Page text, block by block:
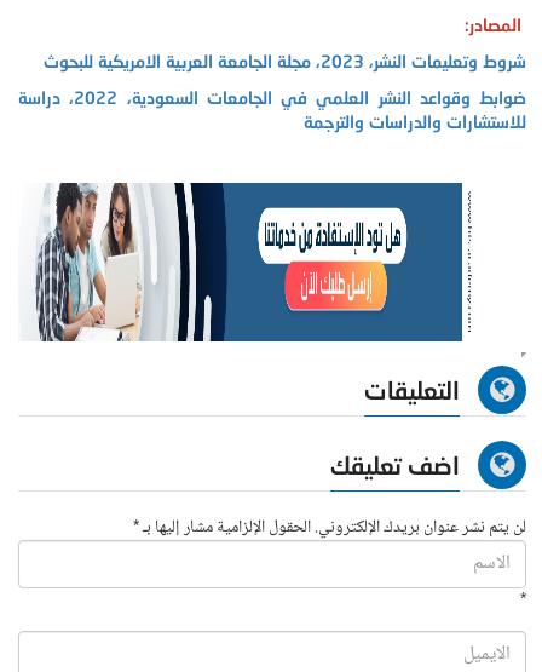
المصادر:
شروط وتعليمات النشر، 2023، مجلة الجامعة العربية الامريكية للبحوث
ضوابط وقواعد النشر العلمي في الجامعات السعودية، 2022، دراسة
للاستشارات والدراسات والترجمة
التعليقات
اضف تعليقك
لن يتم نشر عنوان بريدك الإلكتروني. الحقول الإلزامية مشار إليها بـ *
*